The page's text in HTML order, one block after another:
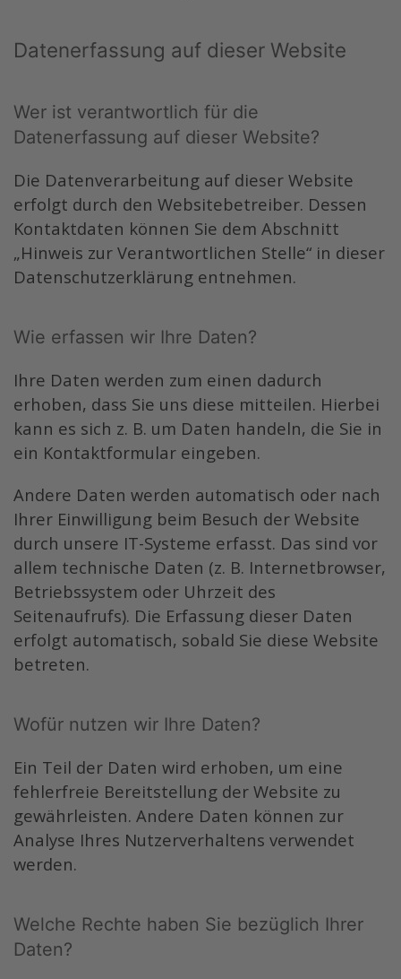
Datenerfassung auf dieser Website
Wer ist verantwortlich für die
Datenerfassung auf dieser Website?
Die Datenverarbeitung auf dieser Website
erfolgt durch den Websitebetreiber. Dessen
Kontaktdaten können Sie dem Abschnitt
„Hinweis zur Verantwortlichen Stelle“ in dieser
Datenschutzerklärung entnehmen.
Wie erfassen wir Ihre Daten?
Ihre Daten werden zum einen dadurch
erhoben, dass Sie uns diese mitteilen. Hierbei
kann es sich z. B. um Daten handeln, die Sie in
ein Kontaktformular eingeben.
Andere Daten werden automatisch oder nach
Ihrer Einwilligung beim Besuch der Website
durch unsere IT-Systeme erfasst. Das sind vor
allem technische Daten (z. B. Internetbrowser,
Betriebssystem oder Uhrzeit des
Seitenaufrufs). Die Erfassung dieser Daten
erfolgt automatisch, sobald Sie diese Website
betreten.
Wofür nutzen wir Ihre Daten?
Ein Teil der Daten wird erhoben, um eine
fehlerfreie Bereitstellung der Website zu
gewährleisten. Andere Daten können zur
Analyse Ihres Nutzerverhaltens verwendet
werden.
Welche Rechte haben Sie bezüglich Ihrer
Daten?